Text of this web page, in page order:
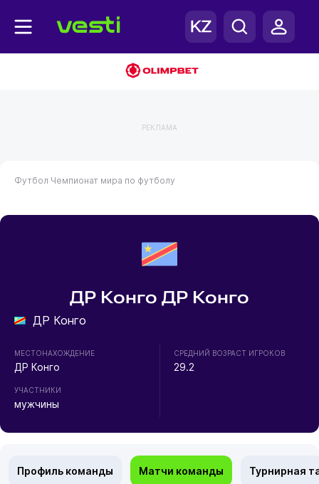
РЕКЛАМА
Футбол Чемпионат мира по футболу
ДР Конго ДР Конго
ДР Конго
МЕСТОНАХОЖДЕНИЕ
ДР Конго
УЧАСТНИКИ
мужчины
СРЕДНИЙ ВОЗРАСТ ИГРОКОВ
29.2
Профиль команды Матчи команды Турнирная